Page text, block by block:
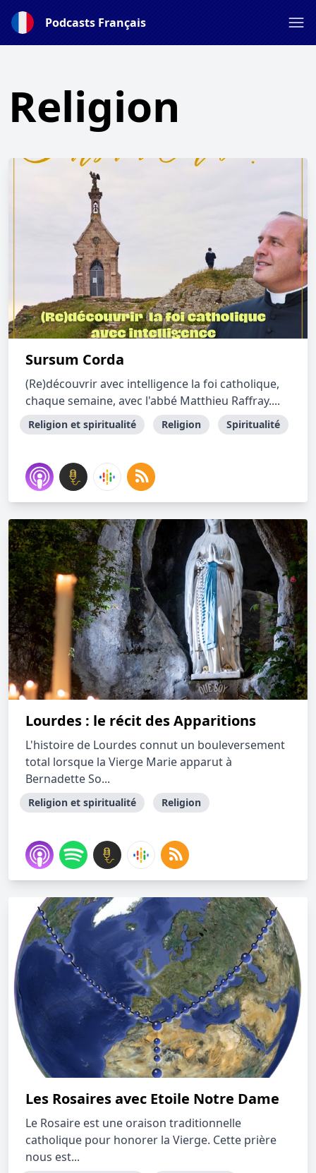
Podcasts Français
Religion
Sursum Corda
(Re)découvrir avec intelligence la foi catholique,
chaque semaine, avec l'abbé Matthieu Raffray....
Religion et spiritualité Religion Spiritualité
Lourdes : le récit des Apparitions
L'histoire de Lourdes connut un bouleversement
total lorsque la Vierge Marie apparut à
Bernadette So...
Religion et spiritualité Religion
Les Rosaires avec Etoile Notre Dame
Le Rosaire est une oraison traditionnelle
catholique pour honorer la Vierge. Cette prière
nous est...